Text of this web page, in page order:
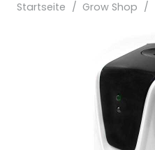
Startseite / Grow Shop /